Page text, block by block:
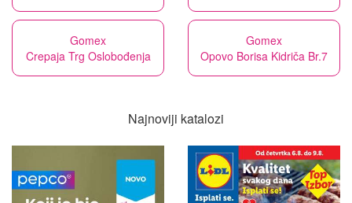
Gomex
Crepaja Trg Oslobođenja
Gomex
Opovo Borisa Kidriča Br.7
Najnoviji katalozi